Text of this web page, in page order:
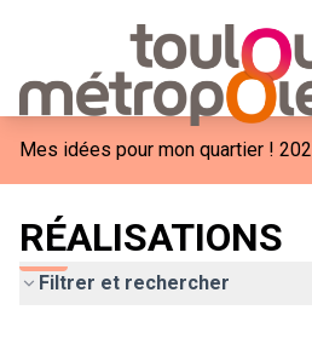
Mes idées pour mon quartier !
RÉALISATIONS
Filtrer et rechercher